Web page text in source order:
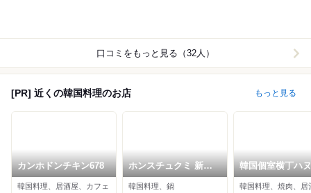
口コミをもっと見る（32人）
[PR] 近くの韓国料理のお店 もっと見る
カンホドンチキン678
韓国料理、居酒屋、カフェ
ホンスチュクミ 新宿
歌舞伎町店
韓国料理、鍋
韓国個室横丁ハ
新宿西口店
韓国料理、焼肉、居